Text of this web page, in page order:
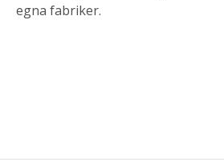
egna fabriker.